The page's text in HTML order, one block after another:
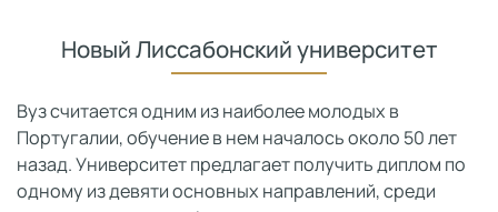
Новый Лиссабонский университет
Вуз считается одним из наиболее молодых в
Португалии, обучение в нем началось около 50 лет
назад. Университет предлагает получить диплом по
одному из девяти основных направлений, среди